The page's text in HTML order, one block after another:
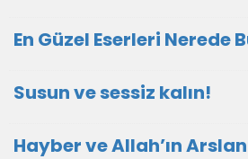
En Güzel Eserleri Nerede
Susun ve sessiz kalın!
Hayber ve Allah’ın